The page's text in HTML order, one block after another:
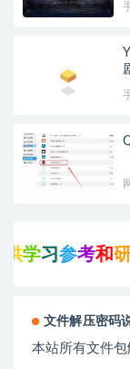
学习参考和研究
文件解压密码
本站所有文件